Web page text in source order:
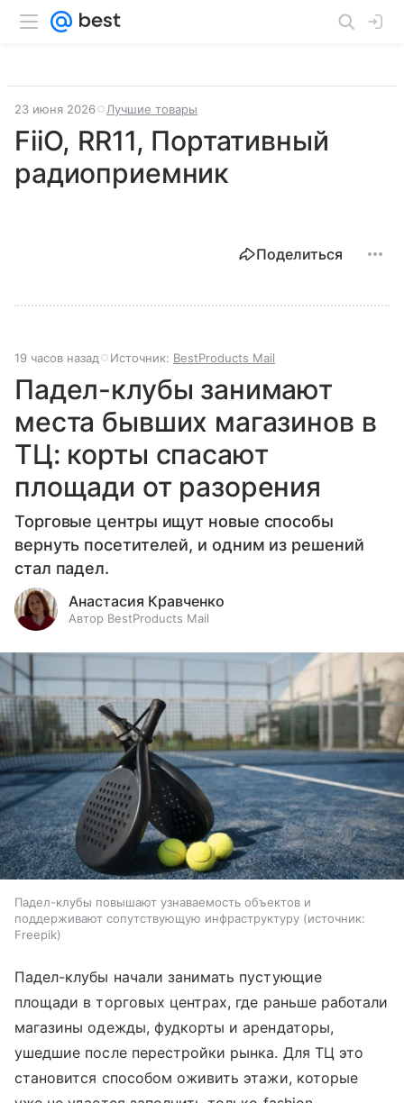
23 июня 2026 Лучшие товары
FiiO, RR11, Портативный
радиоприемник
Поделиться
19 часов назад Источник: BestProducts Mail
Падел-клубы занимают
места бывших магазинов в
ТЦ: корты спасают
площади от разорения
Торговые центры ищут новые способы
вернуть посетителей, и одним из решений
стал падел.
Анастасия Кравченко
Автор BestProducts Mail
Падел-клубы повышают узнаваемость объектов и
поддерживают сопутствующую инфраструктуру
источник:
Freepik
Падел-клубы начали занимать пустующие
площади в торговых центрах, где раньше работали
магазины одежды, фудкорты и арендаторы,
ушедшие после перестройки рынка. Для ТЦ это
становится способом оживить этажи, которые